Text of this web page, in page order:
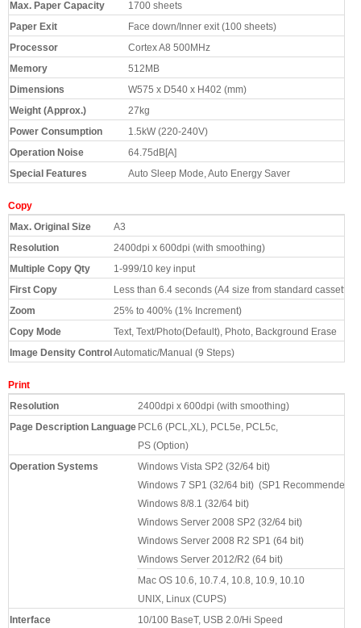
Bảo hành:12 tháng
Giao hàng:Miễn phí TP.HCM
Max. Paper Capacity
1700 sheets
Paper Exit
Face down/Inner exit (100 sheets)
Processor
Cortex A8 500MHz
Memory
512MB
Dimensions
W575 x D540 x H402 (mm)
Weight (Approx.)
27kg
Power Consumption
1.5kW (220-240V)
Operation Noise
64.75dB[A]
Special Features
Auto Sleep Mode, Auto Energy Saver
Copy
Max. Original Size
A3
Resolution
2400dpi x 600dpi (with smoothing)
Multiple Copy Qty
1-999/10 key input
First Copy
Less than 6.4 seconds (A4 size from standard cassette,
Zoom
25% to 400% (1% Increment)
Copy Mode
Text, Text/Photo(Default), Photo, Background Erase
Image Density Control Automatic/Manual (9 Steps)
Print
Resolution
2400dpi x 600dpi (with smoothing)
Page Description Language PCL6 (PCL,XL), PCL5e, PCL5c,
PS (Option)
Operation Systems
Windows Vista SP2 (32/64 bit)
Windows 7 SP1 (32/64 bit) (SP1 Recommended)
Windows 8/8.1 (32/64 bit)
Windows Server 2008 SP2 (32/64 bit)
Windows Server 2008 R2 SP1 (64 bit)
Windows Server 2012/R2 (64 bit)
Mac OS 10.6, 10.7.4, 10.8, 10.9, 10.10
UNIX, Linux (CUPS)
Interface
10/100 BaseT, USB 2.0/Hi Speed